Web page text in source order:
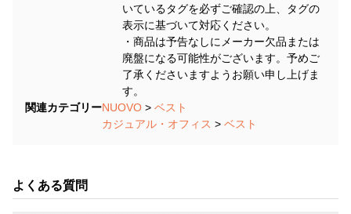
いているタグを必ずご確認の上、タグの
表示に基づいて対応ください。
・商品は予告なしにメーカー欠品または
廃盤になる可能性がございます。予めご
了承くださいますようお願い申し上げま
す。
関連カテゴリーNUOVO > ベスト
カジュアル・オフィス > ベスト
よくある質問